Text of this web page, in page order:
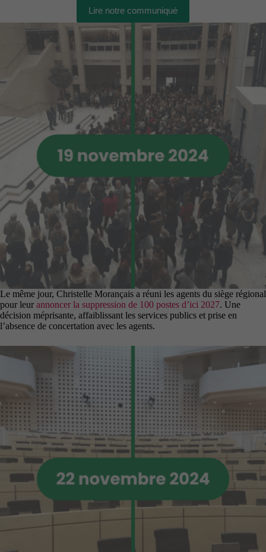
Lire notre communiqué
Le même jour, Christelle Morançais a réuni les agents du siège régional
pour leur annoncer la suppression de 100 postes d’ici 2027. Une
décision méprisante, affaiblissant les services publics et prise en
l’absence de concertation avec les agents.